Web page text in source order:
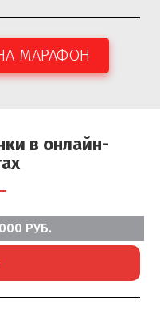
МАРАФОН
в онлайн-
РУБ.